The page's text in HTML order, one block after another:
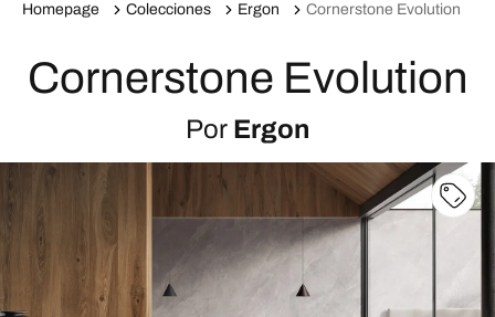
Homepage Colecciones Ergon Cornerstone Evolution
Cornerstone Evolution
Por Ergon